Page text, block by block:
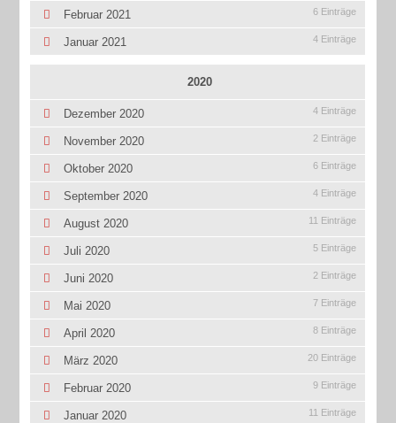
Februar 2021 6 Einträge
Januar 2021 4 Einträge
2020
Dezember 2020 4 Einträge
November 2020 2 Einträge
Oktober 2020 6 Einträge
September 2020 4 Einträge
August 2020 11 Einträge
Juli 2020 5 Einträge
Juni 2020 2 Einträge
Mai 2020 7 Einträge
April 2020 8 Einträge
März 2020 20 Einträge
Februar 2020 9 Einträge
Januar 2020 11 Einträge